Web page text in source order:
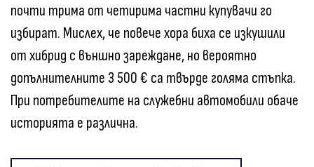
почти трима от четирима частни купувачи го
избират. Мислех, че повече хора биха се изкушили
от хибрид с външно зареждане, но вероятно
допълнителните 3 500 € са твърде голяма стъпка.
При потребителите на служебни автомобили обаче
историята е различна.